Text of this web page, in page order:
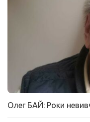
Олег БАЙ: Роки